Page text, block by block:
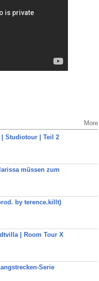
More
Studiotour | Teil 2
müssen zum
by terence.killt)
| Room Tour X
Serie